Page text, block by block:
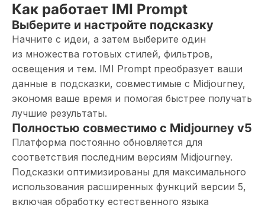
Как работает IMI Prompt
Выберите и настройте подсказку
Начните с идеи, а затем выберите один
из множества готовых стилей, фильтров,
освещения и тем. IMI Prompt преобразует ваши
данные в подсказки, совместимые с Midjourney,
экономя ваше время и помогая быстрее получать
лучшие результаты.
Полностью совместимо с Midjourney v5
Платформа постоянно обновляется для
соответствия последним версиям Midjourney.
Подсказки оптимизированы для максимального
использования расширенных функций версии 5,
включая обработку естественного языка